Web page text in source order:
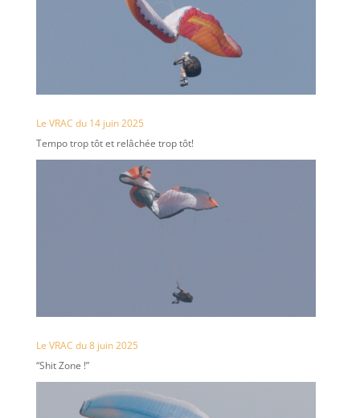
Le VRAC du 14 juin 2025
Tempo trop tôt et relâchée trop tôt!
Le VRAC du 8 juin 2025
“Shit Zone !”